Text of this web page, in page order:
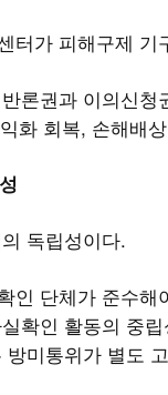
터가 피해구제
론권과 이의신
화 회복, 손해배
독립성이다.
인 단체가 준수
확인 활동의 중
미통위가 별도